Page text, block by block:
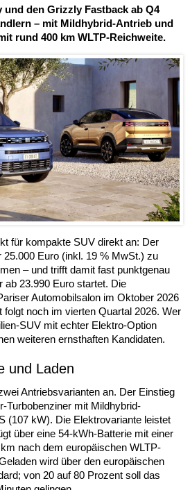
den Grizzly Fastback ab Q4
– mit Mildhybrid-Antrieb und
rund 400 km WLTP-Reichweite.
für kompakte SUV direkt an: Der
Euro (inkl. 19 % MwSt.) zu
– und trifft damit fast punktgenau
ab 23.990 Euro startet. Die
Automobilsalon im Oktober 2026
folgt noch im vierten Quartal 2026. Wer
SUV mit echter Elektro-Option
weiteren ernsthaften Kandidaten.
und Laden
Antriebsvarianten an. Der Einstieg
Turbobenziner mit Mildhybrid-
(107 kW). Die Elektrovariante leistet
über eine 54-kWh-Batterie mit einer
nach dem europäischen WLTP-
wird über den europäischen
von 20 auf 80 Prozent soll das